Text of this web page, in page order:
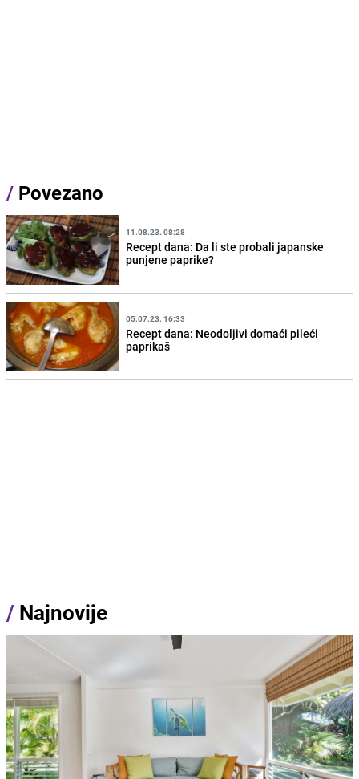
/ Povezano
11.08.23. 08:28
Recept dana: Da li ste probali japanske
punjene paprike?
05.07.23. 16:33
Recept dana: Neodoljivi domaći pileći
paprikaš
/ Najnovije